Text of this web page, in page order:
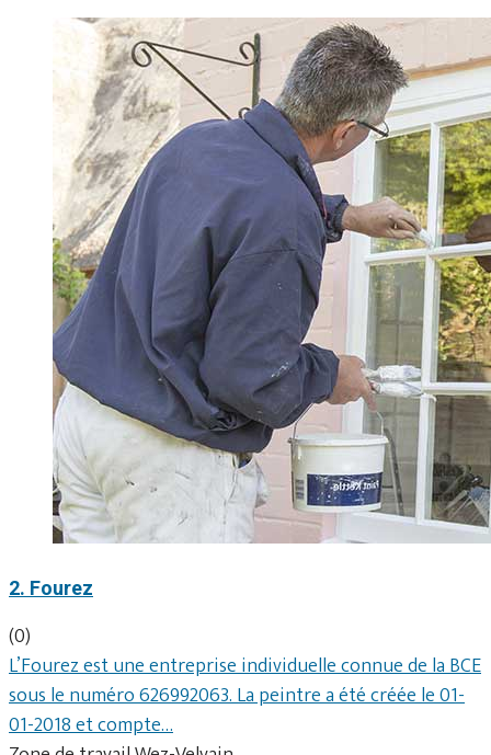
2. Fourez
(0)
L’Fourez est une entreprise individuelle connue de la BCE
sous le numéro 626992063. La peintre a été créée le 01-
01-2018 et compte…